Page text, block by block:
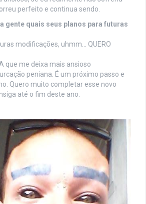
perfeito e continua sendo.
gente quais seus planos para futuras
modificações, uhmm… QUERO
que me deixa mais ansioso
peniana. É um próximo passo e
Quero muito completar esse novo
até o fim deste ano.